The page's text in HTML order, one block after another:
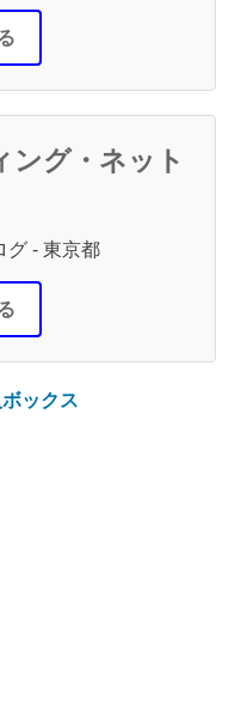
ング・ネット
グ - 東京都
ックス